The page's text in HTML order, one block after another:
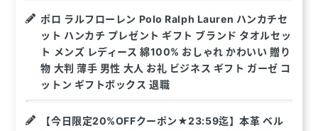
ポロ ラルフローレン Polo Ralph Lauren ハンカチセ
ット ハンカチ プレゼント ギフト ブランド タオルセッ
ト メンズ レディース 綿100% おしゃれ かわいい 贈り
物 大判 薄手 男性 大人 お礼 ビジネス ギフト ガーゼ コ
ットン ギフトボックス 退職
【今日限定20%OFFクーポン★23:59迄】本革 ベル